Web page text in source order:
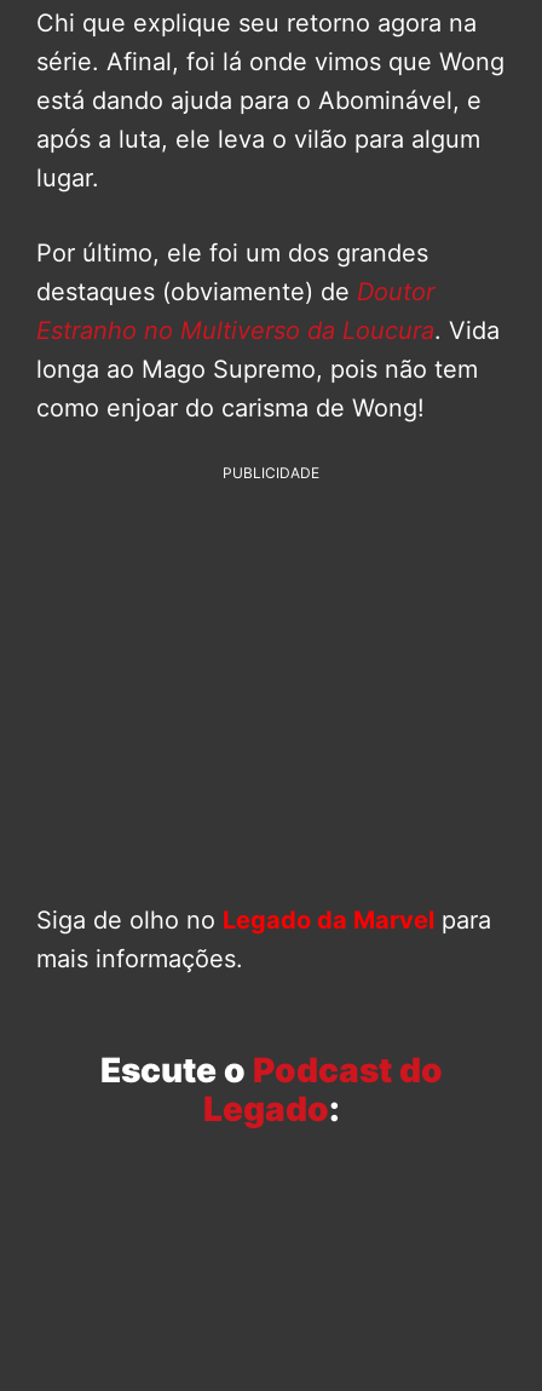
Chi que explique seu retorno agora na
série. Afinal, foi lá onde vimos que Wong
está dando ajuda para o Abominável, e
após a luta, ele leva o vilão para algum
lugar.
Por último, ele foi um dos grandes
destaques (obviamente) de Doutor
Estranho no Multiverso da Loucura. Vida
longa ao Mago Supremo, pois não tem
como enjoar do carisma de Wong!
PUBLICIDADE
Siga de olho no Legado da Marvel para
mais informações.
Escute o Podcast do
Legado: